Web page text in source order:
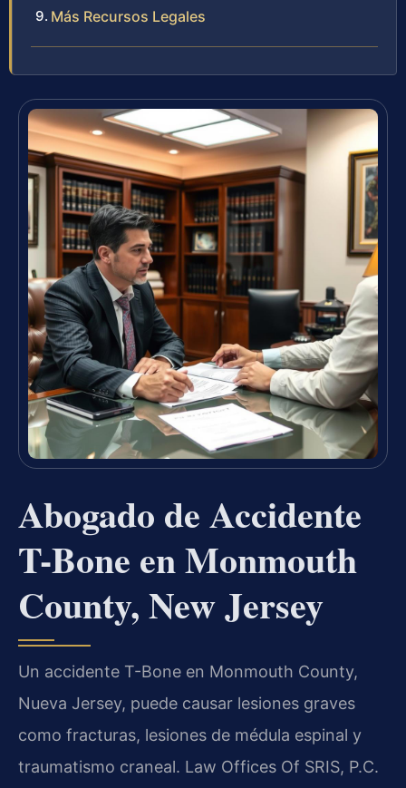
Más Recursos Legales
Abogado de Accidente
T-Bone en Monmouth
County, New Jersey
Un accidente T-Bone en Monmouth County,
Nueva Jersey, puede causar lesiones graves
como fracturas, lesiones de médula espinal y
traumatismo craneal. Law Offices Of SRIS, P.C.